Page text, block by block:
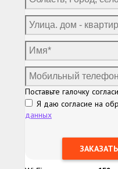
Поставьте галочку
Я даю согласие на
данных